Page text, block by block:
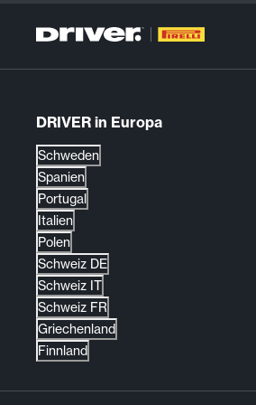
DRIVER in Europa
Schweden
Spanien
Portugal
Italien
Polen
Schweiz DE
Schweiz IT
Schweiz FR
Griechenland
Finnland